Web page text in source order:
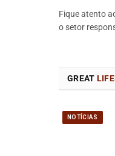
Fique atento
o setor
GREAT
NOTÍCIAS